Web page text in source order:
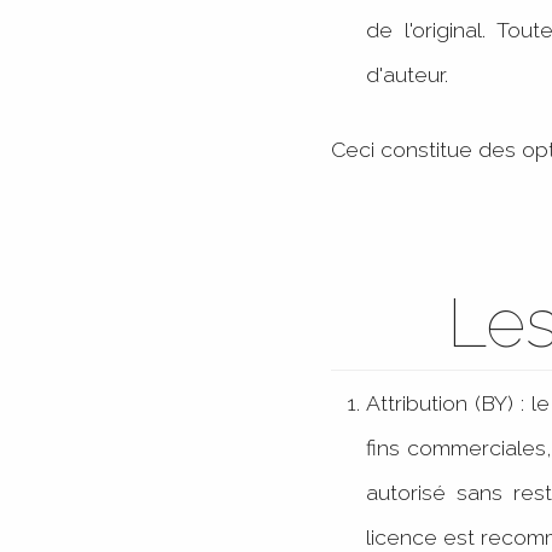
de l'original.
d'auteur.
Ceci constitue des
Attribution (BY) :
fins
autorisé sans
licence est